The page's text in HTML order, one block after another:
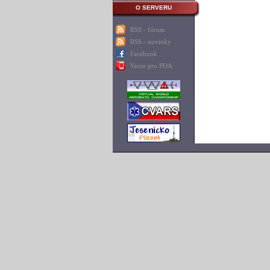
O SERVERU
RSS - fórum
RSS - novinky
Facebook
Verze pro PDA